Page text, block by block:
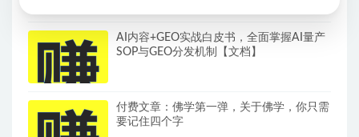
AI内容+GEO实战白皮书，全面掌握AI量产
SOP与GEO分发机制【文档】
付费文章：佛学第一弹，关于佛学，你只需
要记住四个字